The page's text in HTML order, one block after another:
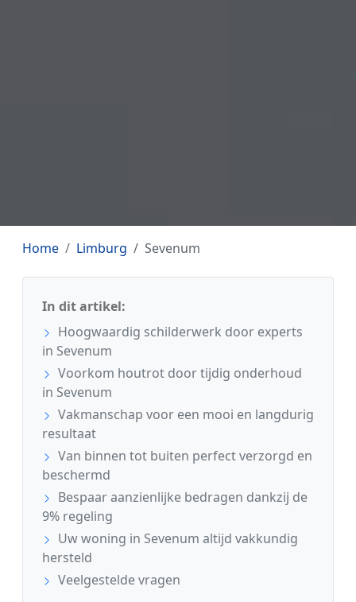
Home Limburg Sevenum
In dit artikel:
Hoogwaardig schilderwerk door experts
in Sevenum
Voorkom houtrot door tijdig onderhoud
in Sevenum
Vakmanschap voor een mooi en langdurig
resultaat
Van binnen tot buiten perfect verzorgd en
beschermd
Bespaar aanzienlijke bedragen dankzij de
9% regeling
Uw woning in Sevenum altijd vakkundig
hersteld
Veelgestelde vragen